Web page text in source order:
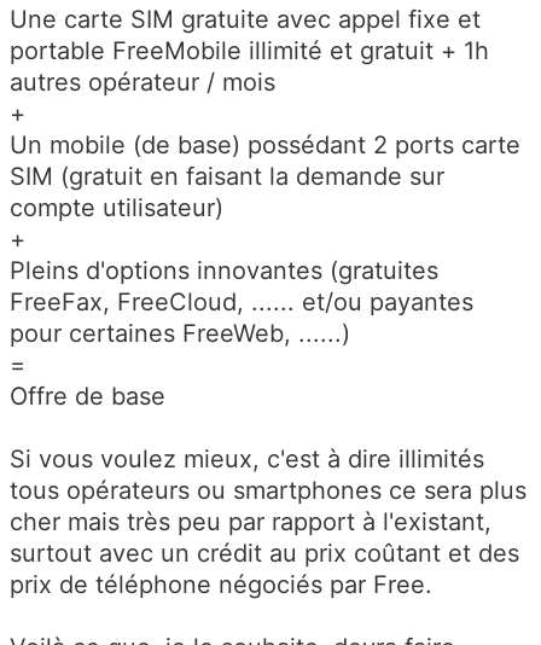
Une carte SIM gratuite avec appel fixe et
portable FreeMobile illimité et gratuit + 1h
autres opérateur / mois
+
Un mobile (de base) possédant 2 ports carte
SIM (gratuit en faisant la demande sur
compte utilisateur)
+
Pleins d'options innovantes (gratuites
FreeFax, FreeCloud, ...... et/ou payantes
pour certaines FreeWeb, ......)
=
Offre de base
Si vous voulez mieux, c'est à dire illimités
tous opérateurs ou smartphones ce sera plus
cher mais très peu par rapport à l'existant,
surtout avec un crédit au prix coûtant et des
prix de téléphone négociés par Free.